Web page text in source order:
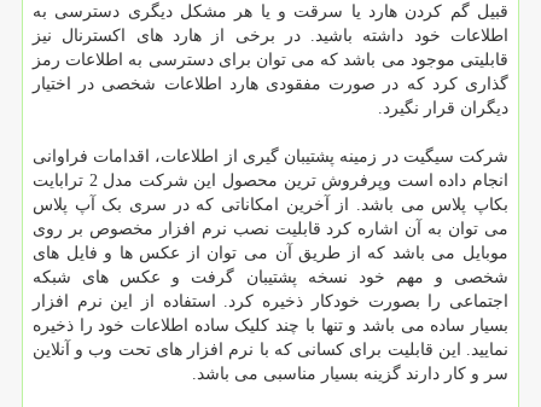
قبیل گم کردن هارد یا سرقت و یا هر مشکل دیگری دسترسی به
اطلاعات خود داشته باشید. در برخی از هارد های اکسترنال نیز
قابلیتی موجود می باشد که می توان برای دسترسی به اطلاعات رمز
گذاری کرد که در صورت مفقودی هارد اطلاعات شخصی در اختیار
دیگران قرار نگیرد.
شرکت سیگیت در زمینه پشتیبان گیری از اطلاعات، اقدامات فراوانی
انجام داده است وپرفروش ترین محصول این شرکت مدل 2 ترابایت
بکاپ پلاس می باشد. از آخرین امکاناتی که در سری بک آپ پلاس
می توان به آن اشاره کرد قابلیت نصب نرم افزار مخصوص بر روی
موبایل می باشد که از طریق آن می توان از عکس ها و فایل های
شخصی و مهم خود نسخه پشتیبان گرفت و عکس های شبکه
اجتماعی را بصورت خودکار ذخیره کرد. استفاده از این نرم افزار
بسیار ساده می باشد و تنها با چند کلیک ساده اطلاعات خود را ذخیره
نمایید. این قابلیت برای کسانی که با نرم افزار های تحت وب و آنلاین
سر و کار دارند گزینه بسیار مناسبی می باشد.